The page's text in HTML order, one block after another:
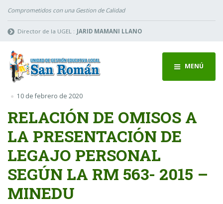
Comprometidos con una Gestion de Calidad
Director de la UGEL : JARID MAMANI LLANO
MENÚ
10 de febrero de 2020
RELACIÓN DE OMISOS A
LA PRESENTACIÓN DE
LEGAJO PERSONAL
SEGÚN LA RM 563- 2015 –
MINEDU